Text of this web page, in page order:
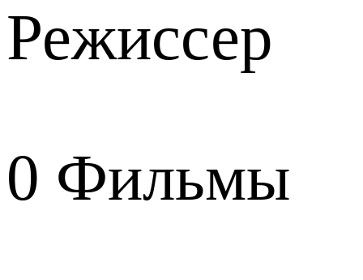
Режиссер
0 Фильмы